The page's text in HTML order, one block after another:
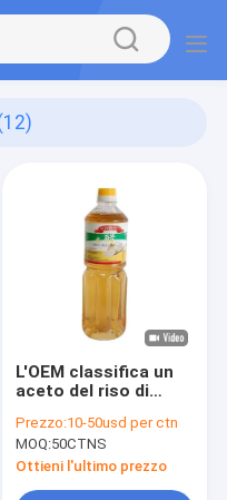
L'OEM classifica un
aceto del riso di
ristoranti di
Supermarkts
Prezzo:10-50usd per ctn
MOQ:50CTNS
Ottieni l'ultimo prezzo